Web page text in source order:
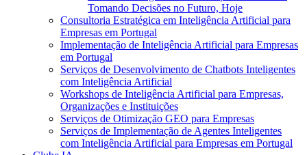
Tomando Decisões no Futuro, Hoje
Consultoria Estratégica em Inteligência Artificial para
Empresas em Portugal
Implementação de Inteligência Artificial para Empresas
em Portugal
Serviços de Desenvolvimento de Chatbots Inteligentes
com Inteligência Artificial
Workshops de Inteligência Artificial para Empresas,
Organizações e Instituições
Serviços de Otimização GEO para Empresas
Serviços de Implementação de Agentes Inteligentes
com Inteligência Artificial para Empresas em Portugal